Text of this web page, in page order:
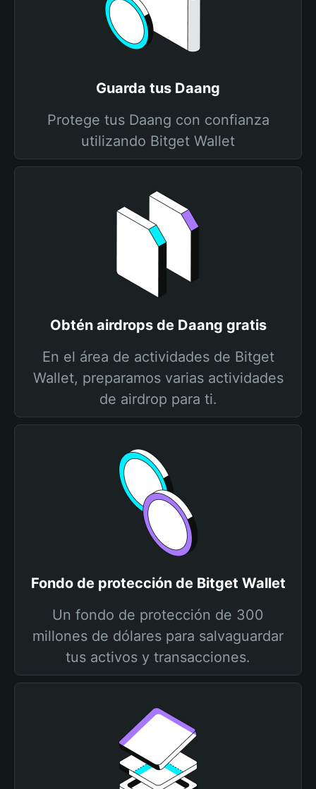
Guarda tus Daang
Protege tus Daang con confianza
utilizando Bitget Wallet
Obtén airdrops de Daang gratis
En el área de actividades de Bitget
Wallet, preparamos varias actividades
de airdrop para ti.
Fondo de protección de Bitget Wallet
Un fondo de protección de 300
millones de dólares para salvaguardar
tus activos y transacciones.